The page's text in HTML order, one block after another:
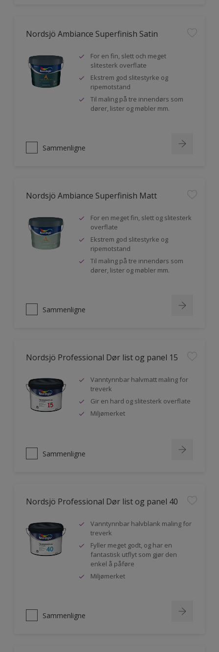
Nordsjö Ambiance Superfinish Satin
For en fin, slett och meget
slitesterk overflate
Ekstrem god slitestyrke og
ripemotstand
Til maling på tre innendørs som
dører, lister og møbler mm.
Sammenligne
Nordsjö Ambiance Superfinish Matt
For en meget fin, slett og slitesterk
overflate
Ekstrem god slitestyrke og
ripemotstand
Til maling på tre innendørs som
dører, lister og møbler mm.
Sammenligne
Nordsjö Professional Dør list og panel 15
Vanntynnbar halvmatt maling for
treverk
Gir en hard og slitesterk overflate
Miljømerket
Sammenligne
Nordsjö Professional Dør list og panel 40
Vanntynnbar halvblank maling for
treverk
Fyller meget godt, og har en
fantastisk utflyt som gjør den
enkel å påføre
Miljømerket
Sammenligne